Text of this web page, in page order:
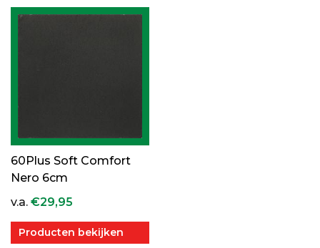
60Plus Soft Comfort
Nero 6cm
v.a. €29,95
Producten bekijken